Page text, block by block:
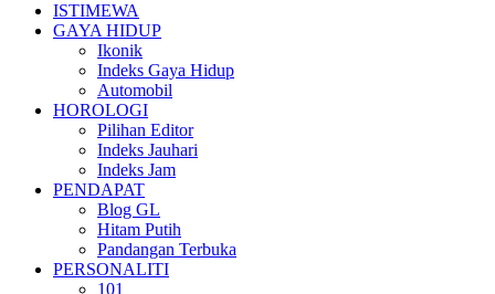
ISTIMEWA
GAYA HIDUP
Ikonik
Indeks Gaya Hidup
Automobil
HOROLOGI
Pilihan Editor
Indeks Jauhari
Indeks Jam
PENDAPAT
Blog GL
Hitam Putih
Pandangan Terbuka
PERSONALITI
101